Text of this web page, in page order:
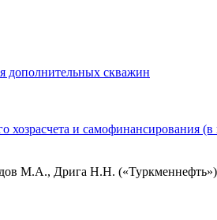
дополнительных скважин
хозрасчета и самофинансирования
М.А., Дрига Н.Н.